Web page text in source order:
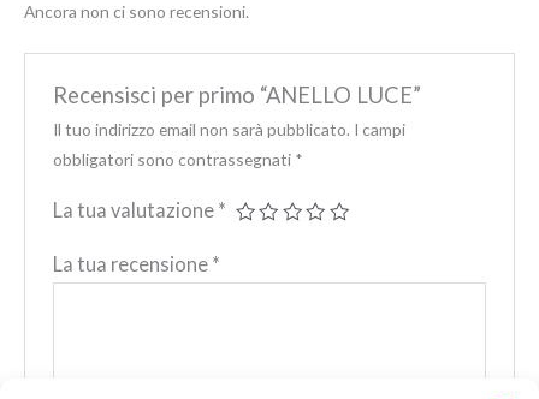
Ancora non ci sono recensioni.
Recensisci per primo “ANELLO LUCE”
Il tuo indirizzo email non sarà pubblicato. I campi
obbligatori sono contrassegnati *
La tua valutazione *
La tua recensione *